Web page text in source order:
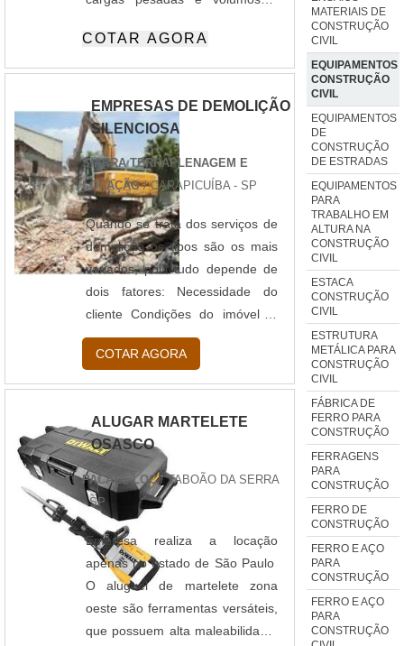
versatilidade o torna ideal para
obras de construção civil,
principais benefícios incluem a
redução de custos com
equipamentos separados e
aumento da produtividade.
COTAR AGORA
EMPRESAS DE DEMOLIÇÃO
SILENCIOSA
SIARRA TERRAPLENAGEM E
LOCAÇÃO/ CARAPICUÍBA - SP
Quando se trata dos serviços de
demolição os tipos são os mais
variados, pois tudo depende de
dois fatores: Necessidade do
cliente Condições do imóvel O
ato de demolir em si não é um
serviço fácil, pois exige
qualidade, segurança e não é o
um imóvel. Requer capacidade
profissional da empresa para que
o cliente fique satisfeito. Locais
certos para demolição silenciosa
Em determinados locais os
serviços de demoliç....
COTAR AGORA
ALUGAR MARTELETE
OSASCO
PACAEL LOC/ TABOÃO DA SERRA
- SP
Empresa realiza a locação
apenas no estado de São Paulo
O aluguel de martelete zona
oeste são ferramentas versáteis,
que possuem alta maleabilidade.
MATERIAIS DE
CONSTRUÇÃO
CIVIL
EQUIPAMENTOS
CONSTRUÇÃO
CIVIL
EQUIPAMENTOS
DE
CONSTRUÇÃO
DE ESTRADAS
EQUIPAMENTOS
PARA
TRABALHO EM
ALTURA NA
CONSTRUÇÃO
CIVIL
ESTACA
CONSTRUÇÃO
CIVIL
ESTRUTURA
METÁLICA PARA
CONSTRUÇÃO
CIVIL
FÁBRICA DE
FERRO PARA
CONSTRUÇÃO
FERRAGENS
PARA
CONSTRUÇÃO
FERRO DE
CONSTRUÇÃO
FERRO E AÇO
PARA
CONSTRUÇÃO
FERRO E AÇO
PARA
CONSTRUÇÃO